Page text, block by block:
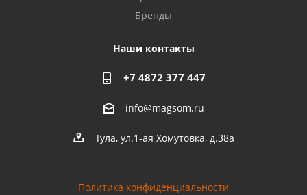
Бренды
Наши контакты
+7 4872 377 447
info@magsom.ru
Тула, ул.1-ая Хомутовка, д.38а
Политика конфиденциальности